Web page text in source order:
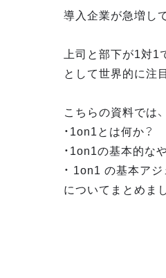
導入企業が急増し
上司と部下が1対1
として世界的に注
こちらの資料では、
・1on1とは何か？
・1on1の基本的な
・ 1on1 の基本ア
についてまとめま